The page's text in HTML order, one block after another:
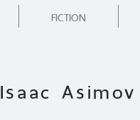
FICTION
Isaac Asimov